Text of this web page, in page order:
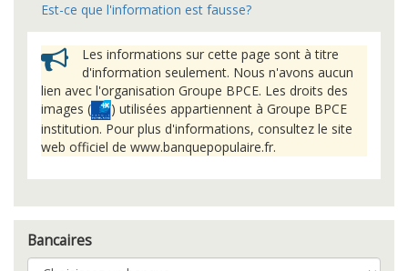
Est-ce que l'information est fausse?
Les informations sur cette page sont à titre
d'information seulement. Nous n'avons aucun
lien avec l'organisation Groupe BPCE. Les droits des
images (
) utilisées appartiennent à Groupe BPCE
institution. Pour plus d'informations, consultez le site
web officiel de www.banquepopulaire.fr.
Bancaires